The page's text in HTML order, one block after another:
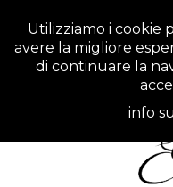
Utilizziamo i cookie
avere la migliore
di continuare la
info